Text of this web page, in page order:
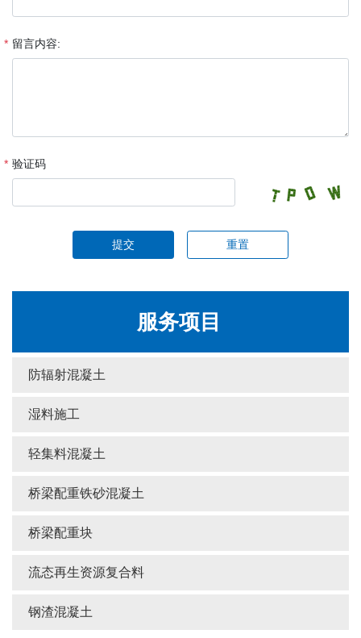
服务项目
防辐射混凝土
湿料施工
轻集料混凝土
桥梁配重铁砂混凝土
桥梁配重块
流态再生资源复合料
钢渣混凝土
留言内容:
验证码
提交 重置